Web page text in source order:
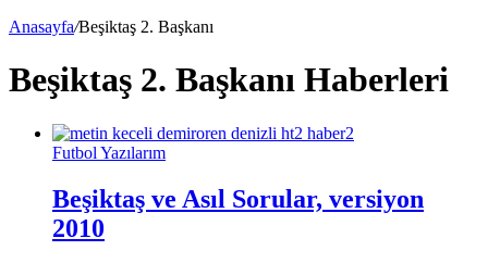
Anasayfa/Beşiktaş 2. Başkanı
Beşiktaş 2. Başkanı Haberleri
Futbol Yazılarım
Beşiktaş ve Asıl Sorular, versiyon
2010